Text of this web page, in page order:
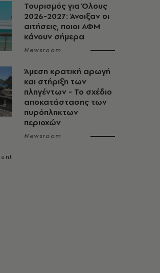
Τουρισμός για Όλους
2026-2027: Άνοιξαν οι
αιτήσεις, ποιοι ΑΦΜ
κάνουν σήμερα
Newsroom
Άμεση κρατική αρωγή
και στήριξη των
πληγέντων - Το σχέδιο
αποκατάστασης των
πυρόπληκτων
περιοχών
Newsroom